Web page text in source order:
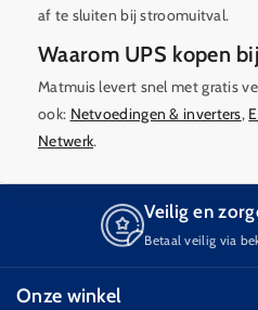
af te sluiten bij stroomuitval.
Waarom UPS kopen
Matmuis levert snel met gratis
ook: Netvoedingen & inverters,
Netwerk.
Veilig en
Betaal veilig via
Onze winkel